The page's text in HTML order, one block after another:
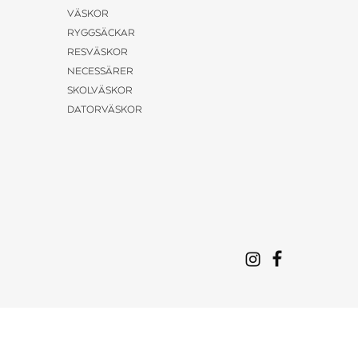
VÄSKOR
RYGGSÄCKAR
RESVÄSKOR
NECESSÄRER
SKOLVÄSKOR
DATORVÄSKOR